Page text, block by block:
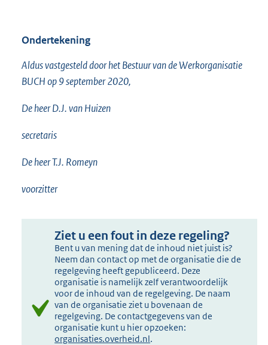
Ondertekening
Aldus vastgesteld door het Bestuur van de Werkorganisatie
BUCH op 9 september 2020,
De heer D.J. van Huizen
secretaris
De heer T.J. Romeyn
voorzitter
Ziet u een fout in deze regeling?
Bent u van mening dat de inhoud niet juist is?
Neem dan contact op met de organisatie die de
regelgeving heeft gepubliceerd. Deze
organisatie is namelijk zelf verantwoordelijk
voor de inhoud van de regelgeving. De naam
van de organisatie ziet u bovenaan de
regelgeving. De contactgegevens van de
organisatie kunt u hier opzoeken:
organisaties.overheid.nl.